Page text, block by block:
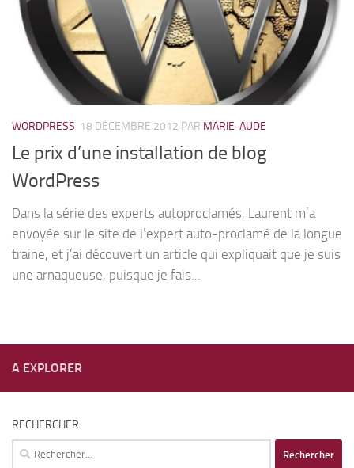
WORDPRESS 18 DÉCEMBRE 2012 PAR MARIE-AUDE
Le prix d’une installation de blog
WordPress
Dans la série des experts autoproclamés, Laurent m’a
envoyée sur le site de l’expert auto-proclamé de la longue
traine, et j’ai découvert un article qui expliquait que je suis
une arnaqueuse, puisque je fais...
A EXPLORER
RECHERCHER
Rechercher :